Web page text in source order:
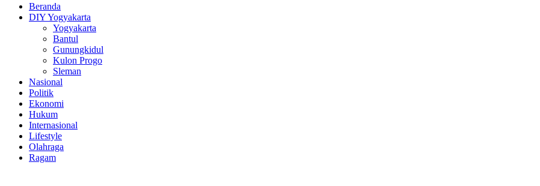
Beranda
DIY Yogyakarta
Yogyakarta
Bantul
Gunungkidul
Kulon Progo
Sleman
Nasional
Politik
Ekonomi
Hukum
Internasional
Lifestyle
Olahraga
Ragam